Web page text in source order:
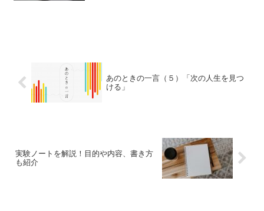
あのときの一言（５）「次の人生を見つ
ける」
実験ノートを解説！目的や内容、書き方
も紹介